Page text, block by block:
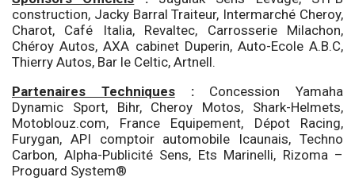
construction, Jacky Barral Traiteur, Intermarché Cheroy,
Charot, Café Italia, Revaltec, Carrosserie Milachon,
Chéroy Autos, AXA cabinet Duperin, Auto-Ecole A.B.C,
Thierry Autos, Bar le Celtic, Artnell.
Partenaires Techniques: Concession Yamaha
Dynamic Sport, Bihr, Cheroy Motos, Shark-Helmets,
Motoblouz.com, France Equipement, Dépot Racing,
Furygan, API comptoir automobile Icaunais, Techno
Carbon, Alpha-Publicité Sens, Ets Marinelli, Rizoma –
Proguard System®